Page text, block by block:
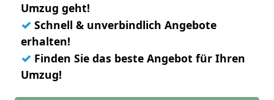
Umzug geht!
✓ Schnell & unverbindlich Angebote
erhalten!
✓ Finden Sie das beste Angebot für Ihren
Umzug!